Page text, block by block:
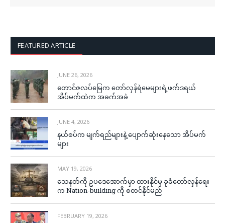
FEATURED ARTICLE
JUNE 26, 2026
တောင်ဇလပ်မြေက တော်လှန်ရဲမေများရဲ့ဖက်ဒရယ်
အိပ်မက်ထဲက အခက်အခဲ
JUNE 4, 2026
နယ်စပ်က မျက်ရည်များနဲ့ ပျောက်ဆုံးနေသော အိပ်မက်
များ
MAY 19, 2026
သေနတ်ကို ဥပဒေအောက်မှာ ထားနိုင်မှ ခုခံတော်လှန်ရေး
က Nation-building ကို စတင်နိုင်မည်
FEBRUARY 19, 2026